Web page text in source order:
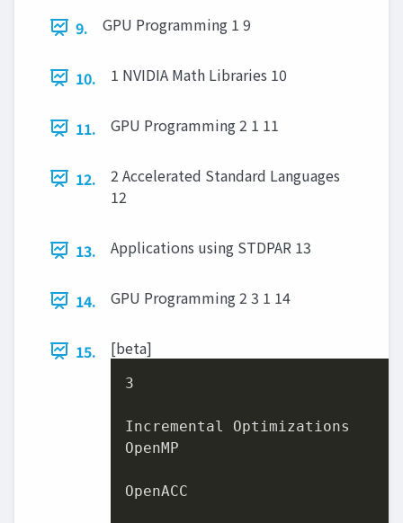
9.
GPU Programming 1 9
10. 1 NVIDIA Math Libraries 10
11. GPU Programming 2 1 11
12.
2 Accelerated Standard Languages
12
13. Applications using STDPAR 13
14. GPU Programming 2 3 1 14
15. [beta]
3
Incremental Optimizations
OpenMP
OpenACC